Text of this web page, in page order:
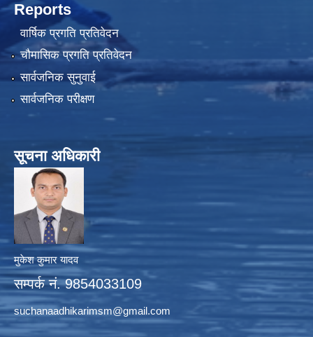
Reports
वार्षिक प्रगति प्रतिवेदन
चौमासिक प्रगति प्रतिवेदन
सार्वजनिक सुनुवाई
सार्वजनिक परीक्षण
सूचना अधिकारी
मुकेश कुमार यादव
सम्पर्क नं. 9854033109
suchanaadhikarimsm@gmail.com